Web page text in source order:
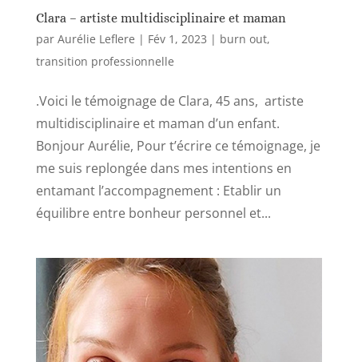
Clara – artiste multidisciplinaire et maman
par Aurélie Leflere | Fév 1, 2023 | burn out,
transition professionnelle
.Voici le témoignage de Clara, 45 ans, artiste
multidisciplinaire et maman d’un enfant.
Bonjour Aurélie, Pour t’écrire ce témoignage, je
me suis replongée dans mes intentions en
entamant l’accompagnement : Etablir un
équilibre entre bonheur personnel et...